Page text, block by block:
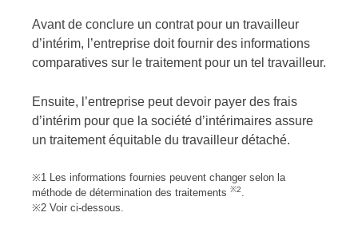
Avant de conclure un contrat pour un travailleur
d’intérim, l’entreprise doit fournir des informations
comparatives sur le traitement pour un tel travailleur.
Ensuite, l’entreprise peut devoir payer des frais
d’intérim pour que la société d’intérimaires assure
un traitement équitable du travailleur détaché.
※1 Les informations fournies peuvent changer selon la
méthode de détermination des traitements ※2
※2 Voir ci-dessous.